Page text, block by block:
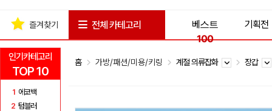
인기카테고리
TOP 10
1 에코백
2 텀블러
즐겨찾기 전체 카테고리
베스트
100
기획전
홈 가방/패션/미용/키링 계절 의류잡화 장갑